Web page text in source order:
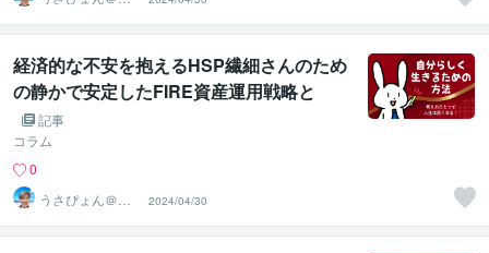
し系アラフィフ
心寄り添い人
経済的な不安を抱えるHSP繊細さんのため
の静かで安定したFIRE資産運用戦略と
は？記事
コラム
0
うさぴょん＠癒
し系アラフィフ
心寄り添い人
2024/04/30